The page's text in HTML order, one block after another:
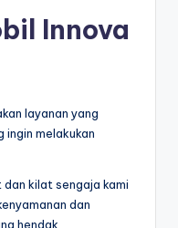
Innova
layanan yang
ingin melakukan
kilat sengaja kami
dan
hendak